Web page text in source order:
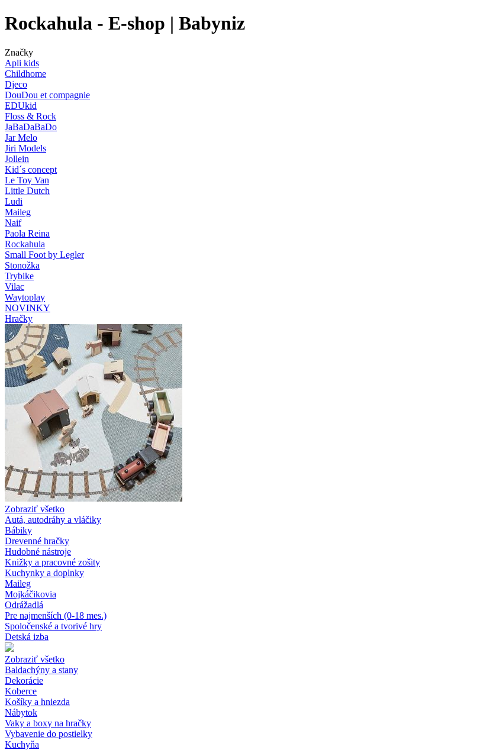
Rockahula - E-shop | Babyniz
Značky
Apli kids
Childhome
Djeco
DouDou et compagnie
EDUkid
Floss & Rock
JaBaDaBaDo
Jar Melo
Jiri Models
Jollein
Kid´s concept
Le Toy Van
Little Dutch
Ludi
Maileg
Naif
Paola Reina
Rockahula
Small Foot by Legler
Stonožka
Trybike
Vilac
Waytoplay
NOVINKY
Hračky
Zobraziť všetko
Autá, autodráhy a vláčiky
Bábiky
Drevenné hračky
Hudobné nástroje
Knižky a pracovné zošity
Kuchynky a doplnky
Maileg
Mojkáčikovia
Odrážadlá
Pre najmenších (0-18 mes.)
Spoločenské a tvorivé hry
Detská izba
Zobraziť všetko
Baldachýny a stany
Dekorácie
Koberce
Košíky a hniezda
Nábytok
Vaky a boxy na hračky
Vybavenie do postielky
Kuchyňa